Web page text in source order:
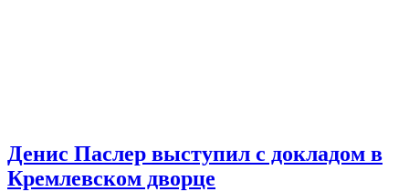
Денис Паслер выступил с докладом в
Кремлевском дворце